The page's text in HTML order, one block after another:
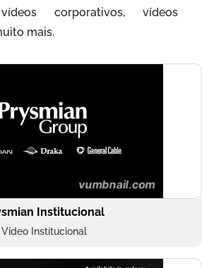
corporativos, vídeos
mais.
Institucional
Vídeo Institucional